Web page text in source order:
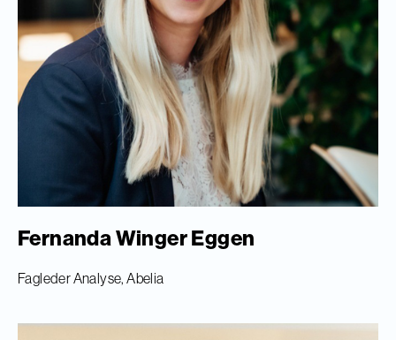
Fernanda Winger Eggen
Fagleder Analyse, Abelia